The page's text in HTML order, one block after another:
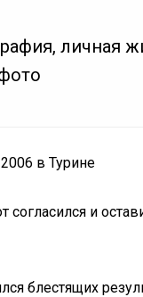
личная
в Турине
и
блестящих